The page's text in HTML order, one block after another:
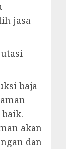
jasa
baja
akan
dan